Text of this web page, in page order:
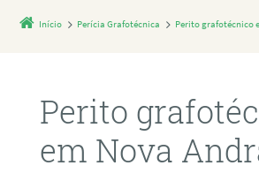
Início Perícia Grafotécnica Perito grafotécnico
Perito
em Nova